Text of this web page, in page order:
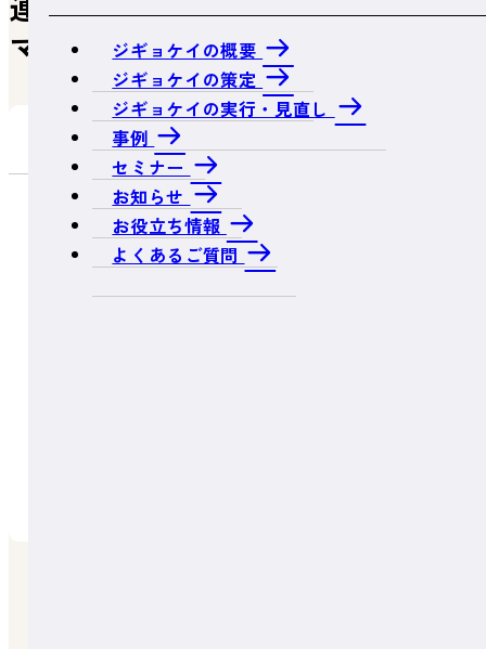
ジギョケイの概要
ジギョケイの策定
ジギョケイの実行・見直し
事例
セミナー
お知らせ
お役立ち情報
よくあるご質問
マップを確認～
目次
リスクを知ることから始める